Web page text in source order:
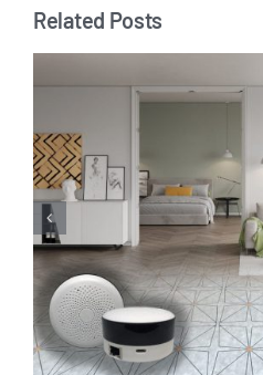
Related Posts
Ensemble